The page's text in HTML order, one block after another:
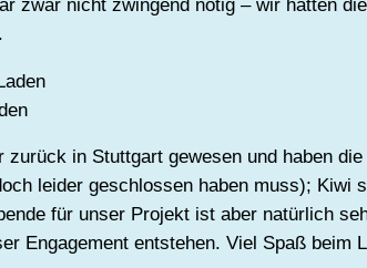
zwar nicht zwingend nötig – wir hätten
in Stuttgart gewesen und haben
leider geschlossen haben muss); Kiwi
für unser Projekt ist aber natürlich
Engagement entstehen. Viel Spaß beim